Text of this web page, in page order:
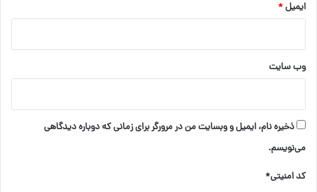
ایمیل*
وب‌ سایت
ذخیره نام، ایمیل و وبسایت من در مرورگر برای زمانی که دوباره دیدگاهی
می‌نویسم.
کد امنیتی*